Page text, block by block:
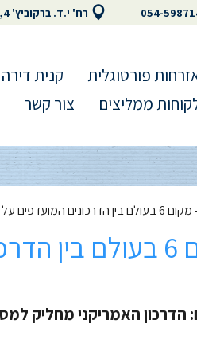
054- רח' י.ד. ברקוביץ' 4, תל-אביב
פורטוגלית קנית
ממליצים
צור קשר
על יזמים
הדרכון הפורטוגלי – מקום 6 בעולם
הדרכון האמריקני מחליק